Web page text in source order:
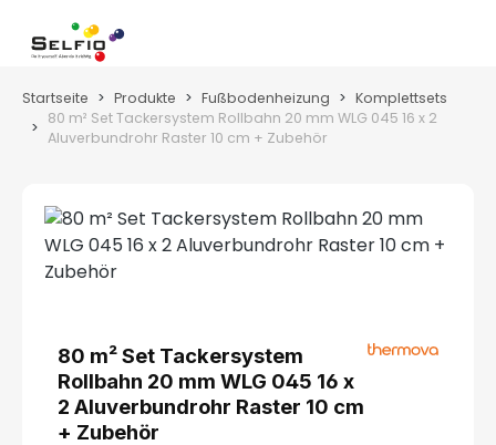
Zum Hauptinhalt springen
Startseite Produkte Fußbodenheizung
Komplettsets
80 m² Set Tackersystem Rollbahn 20 mm WLG 045 16 x 2
Aluverbundrohr Raster 10 cm + Zubehör
80 m² Set Tackersystem
Rollbahn 20 mm WLG 045 16 x
2 Aluverbundrohr Raster 10 cm
+ Zubehör